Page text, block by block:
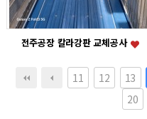
전주공장 칼라강판 교체공사
11 12 13
20